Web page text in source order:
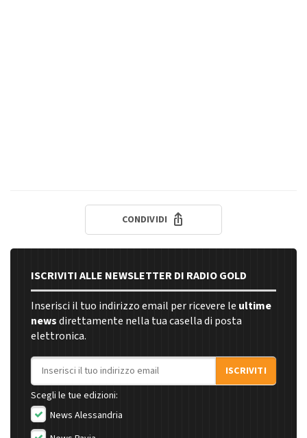
CONDIVIDI
ISCRIVITI ALLE NEWSLETTER DI RADIO GOLD
Inserisci il tuo indirizzo email per ricevere le ultime
newsdirettamente nella tua casella di posta
elettronica.
Indirizzo email
ISCRIVITI
Scegli le tue edizioni:
News Alessandria